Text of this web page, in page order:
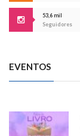
53,6 mil
Seguidores
EVENTOS